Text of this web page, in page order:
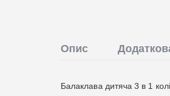
Опис
Балаклава дитяча 3 в 1